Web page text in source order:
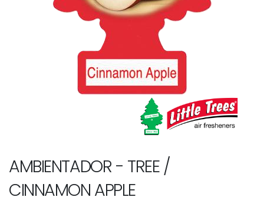
AMBIENTADOR - TREE /
CINNAMON APPLE